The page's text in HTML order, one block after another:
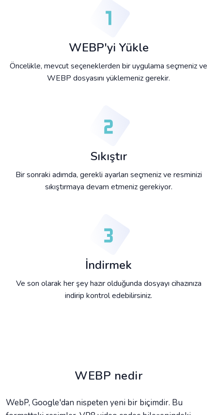
WEBP'yi Yükle
Öncelikle, mevcut seçeneklerden bir uygulama seçmeniz ve
WEBP dosyasını yüklemeniz gerekir.
Sıkıştır
Bir sonraki adımda, gerekli ayarları seçmeniz ve resminizi
sıkıştırmaya devam etmeniz gerekiyor.
İndirmek
Ve son olarak her şey hazır olduğunda dosyayı cihazınıza
indirip kontrol edebilirsiniz.
WEBP nedir
WebP, Google'dan nispeten yeni bir biçimdir. Bu